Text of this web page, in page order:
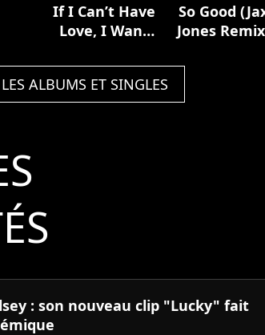
If I Can’t Have
Love, I Want
(Deluxe)
So Good
Jones
ALBUMS ET SINGLES
: son nouveau clip "Lucky" fait